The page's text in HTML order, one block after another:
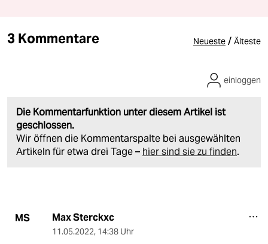
3 Kommentare Neueste / Älteste
Die Kommentarfunktion unter diesem Artikel ist
geschlossen.
Wir öffnen die Kommentarspalte bei ausgewählten
Artikeln für etwa drei Tage – hier sind sie zu finden.
einloggen
MS Max Sterckxc
11.05.2022, 14:38 Uhr